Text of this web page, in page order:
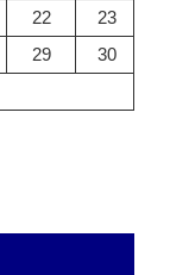
22
23
29
30